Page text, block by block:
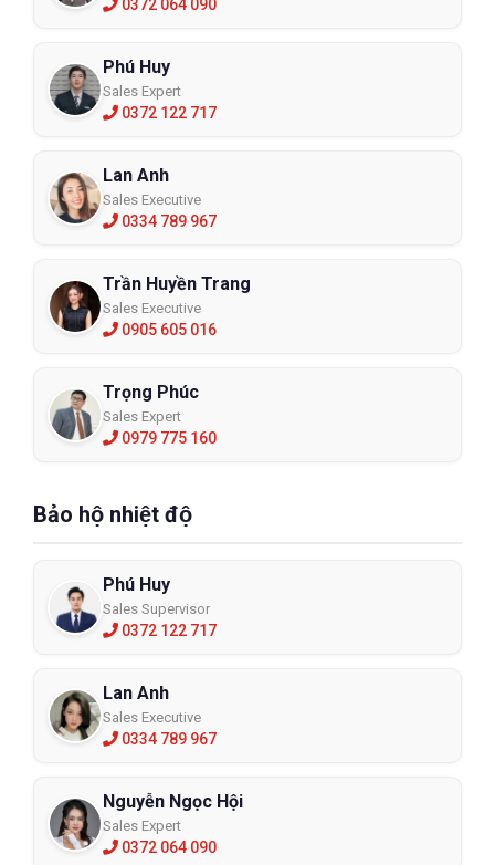
0372 064 090
Phú Huy
Sales Expert
0372 122 717
Lan Anh
Sales Executive
0334 789 967
Trần Huyền Trang
Sales Executive
0905 605 016
Trọng Phúc
Sales Expert
0979 775 160
Bảo hộ nhiệt độ
Phú Huy
Sales Supervisor
0372 122 717
Lan Anh
Sales Executive
0334 789 967
Nguyễn Ngọc Hội
Sales Expert
0372 064 090